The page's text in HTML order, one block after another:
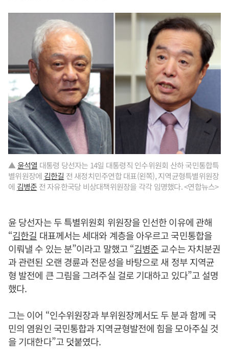
▲윤석열 대통령 당선자는 14일 대통령직 인수위원회 산하 국민통합특
별위원장에 김한길 전 새정치민주연합 대표(왼쪽), 지역균형특별위원장
에 김병준 전 자유한국당 비상대책위원장을 각각 임명했다. <연합뉴스>
윤 당선자는 두 특별위원회 위원장을 인선한 이유에 관해
“김한길 대표께서는 세대와 계층을 아우르고 국민통합을
이뤄낼 수 있는 분”이라고 말했고 “김병준교수는 자치분권
과 관련된 오랜 경륜과 전문성을 바탕으로 새 정부 지역균
형 발전에 큰 그림을 그려주실 걸로 기대하고 있다”고 설명
했다.
그는 이어 “인수위원장과 부위원장께서도 두 분과 함께 국
민의 염원인 국민통합과 지역균형발전에 힘을 모아주실 것
을 기대한다”고 덧붙였다.